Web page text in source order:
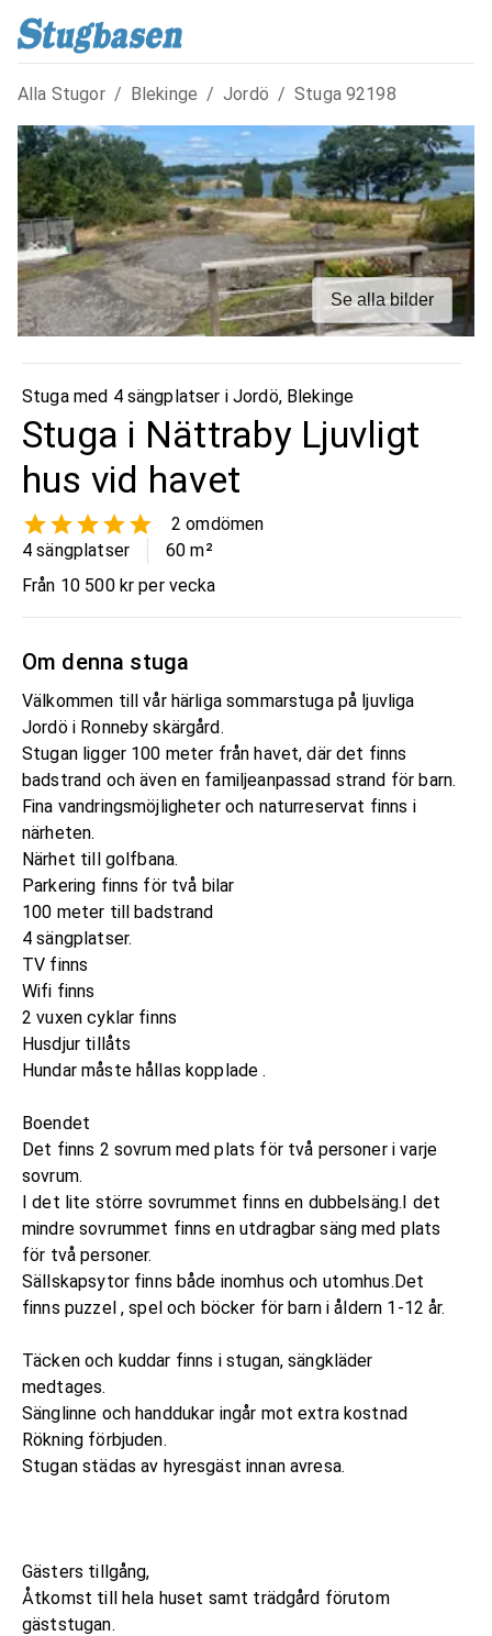
Alla Stugor / Blekinge / Jordö / Stuga 92198
Se alla bilder
Stuga med 4 sängplatser i Jordö, Blekinge
Stuga i Nättraby Ljuvligt
hus vid havet
2 omdömen
4 sängplatser
60 m²
Från 10 500 kr per vecka
Om denna stuga
Välkommen till vår härliga sommarstuga på ljuvliga
Jordö i Ronneby skärgård.
Stugan ligger 100 meter från havet, där det finns
badstrand och även en familjeanpassad strand för barn.
Fina vandringsmöjligheter och naturreservat finns i
närheten.
Närhet till golfbana.
Parkering finns för två bilar
100 meter till badstrand
4 sängplatser.
TV finns
Wifi finns
2 vuxen cyklar finns
Husdjur tillåts
Hundar måste hållas kopplade .
Boendet
Det finns 2 sovrum med plats för två personer i varje
sovrum.
I det lite större sovrummet finns en dubbelsäng.I det
mindre sovrummet finns en utdragbar säng med plats
för två personer.
Sällskapsytor finns både inomhus och utomhus.Det
finns puzzel , spel och böcker för barn i åldern 1-12 år.
Täcken och kuddar finns i stugan, sängkläder
medtages.
Sänglinne och handdukar ingår mot extra kostnad
Rökning förbjuden.
Stugan städas av hyresgäst innan avresa.
Gästers tillgång,
Åtkomst till hela huset samt trädgård förutom
gäststugan.